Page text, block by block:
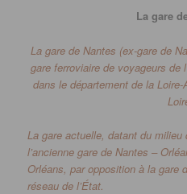
La gare
La gare de Nantes (ex-gare de
gare ferroviaire de voyageurs de
dans le département de la
La gare actuelle, datant du milieu
l’ancienne gare de Nantes –
Orléans, par opposition à la gare
réseau de l’État.